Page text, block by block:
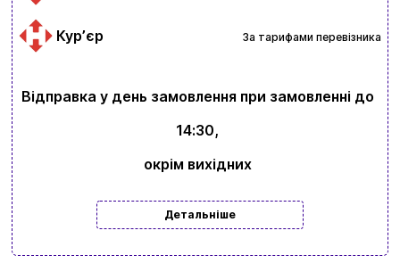
Курʼєр За тарифами перевізника
Відправка у день замовлення при замовленні до
14:30,
окрім вихідних
Детальніше